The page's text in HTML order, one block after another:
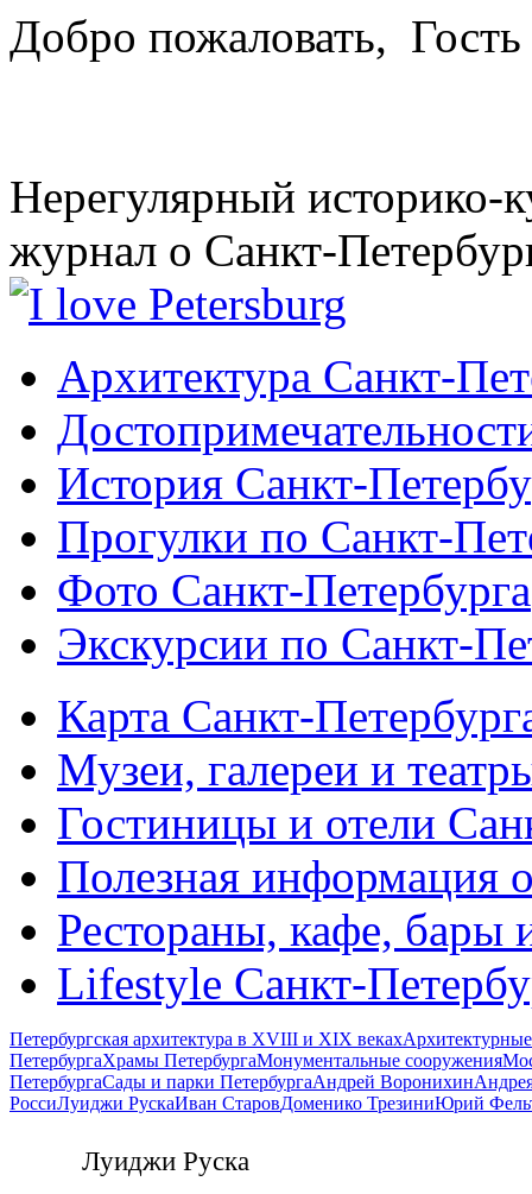
Добро пожаловать, Гость
Нерегулярный историко-
журнал о Санкт-
Архитектура Санкт-
История Санкт-
Прогулки по Санкт-
Фото Санкт-Петербурга
Экскурсии по Санкт-
Карта Санкт-
Музеи, галереи и
Гостиницы и отели
Полезная информация
Рестораны, кафе, бары
Lifestyle Санкт-
Петербургская архитектура в XVIII и XIX веках
ПетербургаХрамы ПетербургаМонументальные сооружения
ПетербургаСады и парки ПетербургаАндрей Воронихин
РоссиЛуиджи РускаИван СтаровДоменико ТрезиниЮрий
Луиджи Руска